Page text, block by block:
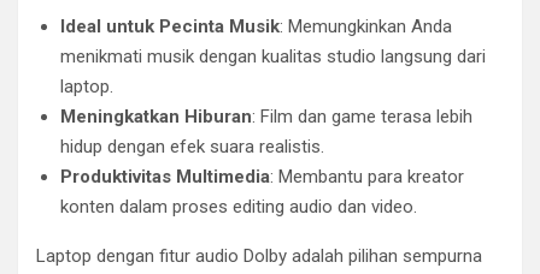
Ideal untuk Pecinta Musik: Memungkinkan Anda
menikmati musik dengan kualitas studio langsung dari
laptop.
Meningkatkan Hiburan: Film dan game terasa lebih
hidup dengan efek suara realistis.
Produktivitas Multimedia: Membantu para kreator
konten dalam proses editing audio dan video.
Laptop dengan fitur audio Dolby adalah pilihan sempurna